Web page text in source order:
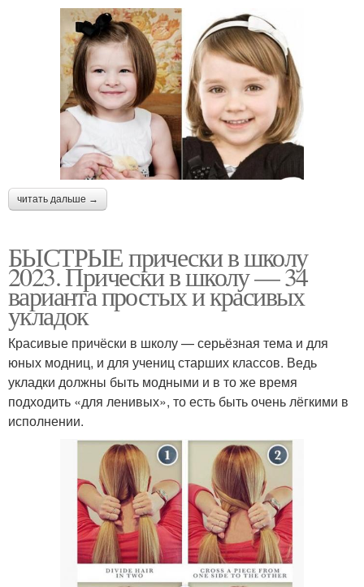
читать дальше →
БЫСТРЫЕ прически в школу
2023. Прически в школу — 34
варианта простых и красивых
укладок
Красивые причёски в школу — серьёзная тема и для
юных модниц, и для учениц старших классов. Ведь
укладки должны быть модными и в то же время
подходить «для ленивых», то есть быть очень лёгкими в
исполнении.